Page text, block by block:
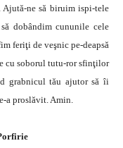
Ajută-ne să biruim ispi-tele
dobândim cununile cele
feriţi de veşnic pe-deapsă
cu soborul tutu-ror sfinţilor
grabnicul tău ajutor să îi
a proslăvit. Amin.